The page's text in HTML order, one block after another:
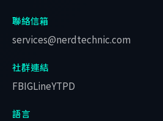
聯絡信箱
services@nerdtechnic.com
社群連結
FBIGLineYTPD
語言